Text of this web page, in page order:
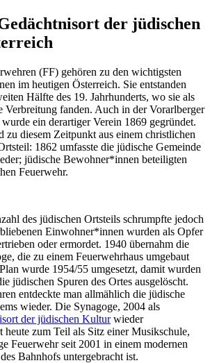
der jüdischen
(FF) gehören zu den wichtigsten
im heutigen Österreich. Sie entstanden
Hälfte des 19. Jahrhunderts, wo sie als
Verbreitung fanden. Auch in der Vorarlberger
ein derartiger Verein 1869 gegründet.
zu diesem Zeitpunkt aus einem christlichen
1862 umfasste die jüdische Gemeinde
jüdische Bewohner*innen beteiligten
Feuerwehr.
des jüdischen Ortsteils schrumpfte jedoch
Einwohner*innen wurden als Opfer
oder ermordet. 1940 übernahm die
die zu einem Feuerwehrhaus umgebaut
wurde 1954/55 umgesetzt, damit wurden
jüdischen Spuren des Ortes ausgelöscht.
entdeckte man allmählich die jüdische
wieder. Die Synagoge, 2004 als
der jüdischen Kulturwieder
heute zum Teil als Sitz einer Musikschule,
Feuerwehr seit 2001 in einem modernen
Bahnhofs untergebracht ist.